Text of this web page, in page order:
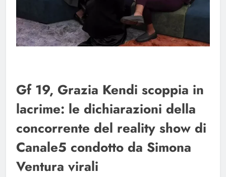
Gf 19, Grazia Kendi scoppia in
lacrime: le dichiarazioni della
concorrente del reality show di
Canale5 condotto da Simona
Ventura virali